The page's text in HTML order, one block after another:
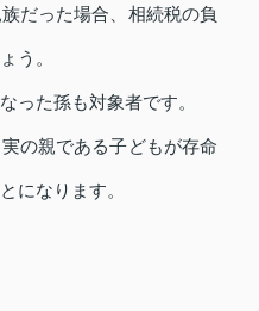
だった場合、相続税の負
う。
った孫も対象者です。
の親である子どもが存命
になります。